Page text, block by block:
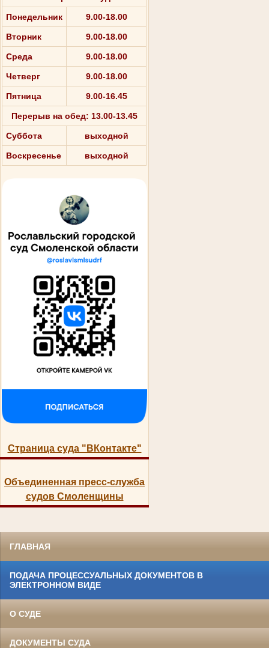
Понедельник 9.00-18.00
Вторник 9.00-18.00
Среда 9.00-18.00
Четверг 9.00-18.00
Пятница 9.00-16.45
Перерыв на обед: 13.00-13.45
Суббота выходной
Воскресенье выходной
Страница суда "ВКонтакте"
Объединенная пресс-служба
судов Смоленщины
ГЛАВНАЯ
ПОДАЧА ПРОЦЕССУАЛЬНЫХ ДОКУМЕНТОВ В
ЭЛЕКТРОННОМ ВИДЕ
О СУДЕ
ДОКУМЕНТЫ СУДА